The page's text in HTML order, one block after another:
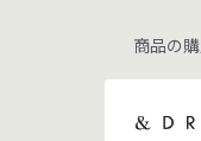
商品の